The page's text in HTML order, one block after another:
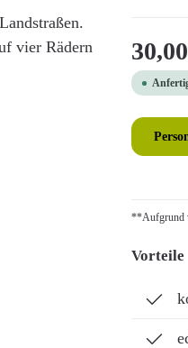
**Aufgrund
Vorteile
vier Rädern